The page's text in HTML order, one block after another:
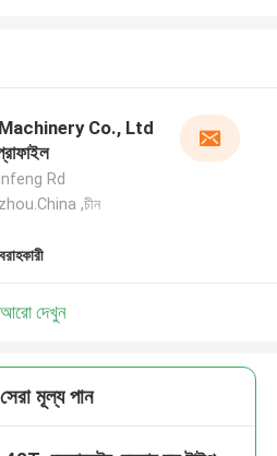
Co., Ltd
Rd
,চীন
আরো দেখুন
মূল্য পান